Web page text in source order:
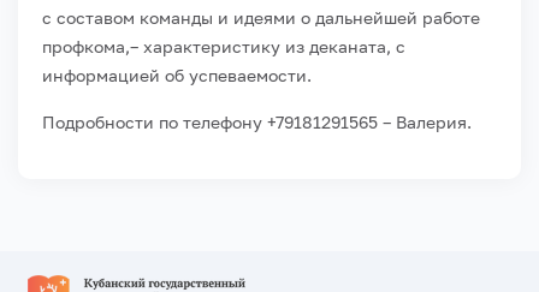
с составом команды и идеями о дальнейшей работе
профкома,– характеристику из деканата, с
информацией об успеваемости.
Подробности по телефону +79181291565 – Валерия.